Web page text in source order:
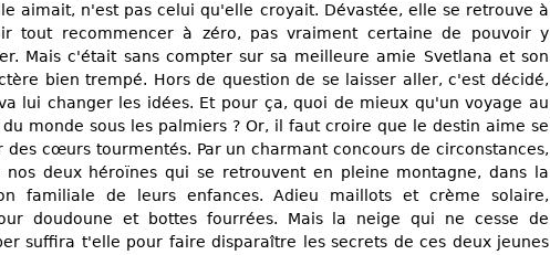
aimait, n'est pas celui qu'elle croyait. Dévastée, elle se retrouve à
tout recommencer à zéro, pas vraiment certaine de pouvoir y
Mais c'était sans compter sur sa meilleure amie Svetlana et son
bien trempé. Hors de question de se laisser aller, c'est décidé,
lui changer les idées. Et pour ça, quoi de mieux qu'un voyage au
du monde sous les palmiers ? Or, il faut croire que le destin aime se
des cœurs tourmentés. Par un charmant concours de circonstances,
nos deux héroïnes qui se retrouvent en pleine montagne, dans la
familiale de leurs enfances. Adieu maillots et crème solaire,
doudoune et bottes fourrées. Mais la neige qui ne cesse de
suffira t'elle pour faire disparaître les secrets de ces deux jeunes